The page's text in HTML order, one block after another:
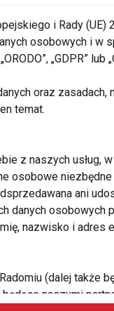
i Rady
osobowych i w
„GDPR”
oraz zasadach,
temat.
z naszych usług,
osobowe
ani
danych osobowych
nazwisko i adres
(dalej także
naszymi